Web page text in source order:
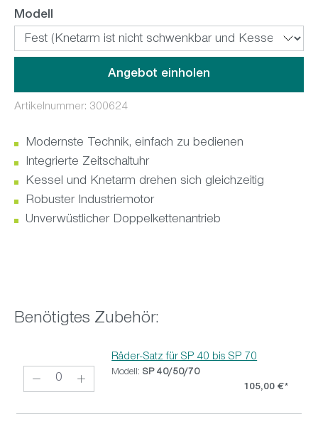
Modell
Angebot einholen
Artikelnummer: 300624
Modernste Technik, einfach zu bedienen
Integrierte Zeitschaltuhr
Kessel und Knetarm drehen sich gleichzeitig
Robuster Industriemotor
Unverwüstlicher Doppelkettenantrieb
Benötigtes Zubehör:
Räder-Satz für SP 40 bis SP 70
Modell:SP 40/50/70
105,00 €*